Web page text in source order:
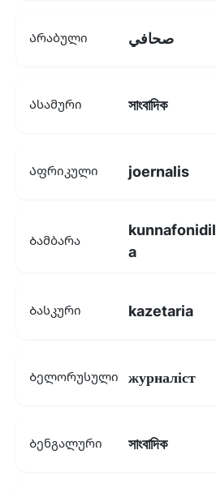
Არაბული صحافي
Ასამური সাংবাদিক
Აფრიკული joernalis
Ბამბარა
kunnafonidil
a
Ბასკური kazetaria
Ბელორუსული журналіст
Ბენგალური সাংবাদিক